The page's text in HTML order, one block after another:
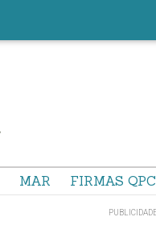
MAR FIRMAS QPC